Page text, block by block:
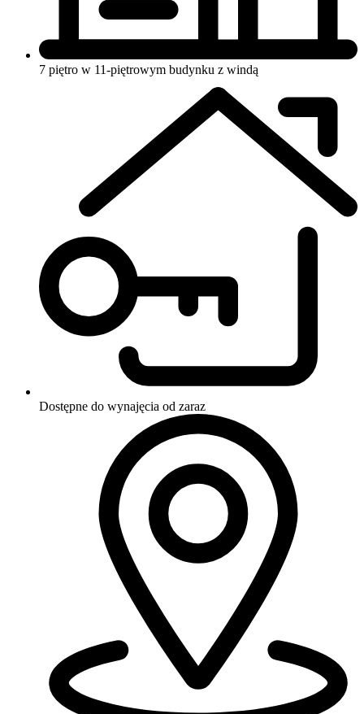
7 piętro w 11-piętrowym budynku z windą
Dostępne do wynajęcia od zaraz